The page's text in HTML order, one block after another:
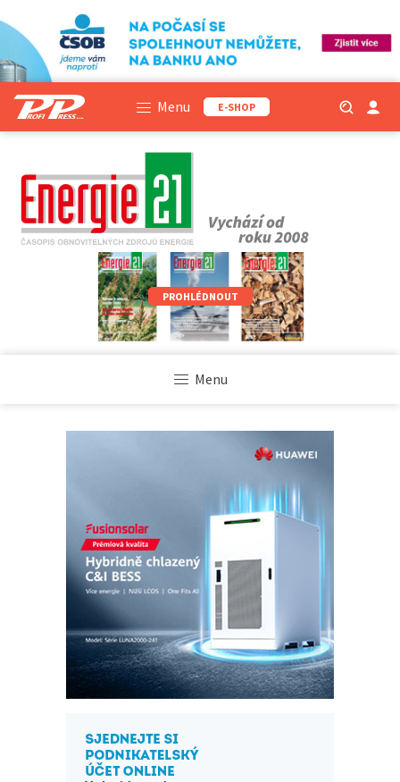
Menu E-SHOP
PROHLÉDNOUT
Menu